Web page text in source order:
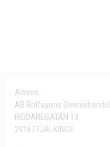
Adress:
AB Rolfssons Diversehandel
RIDDAREGATAN 10
29167 FJÄLKINGE